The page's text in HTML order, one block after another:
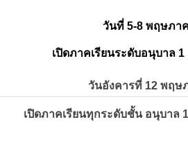
วันที่ 5-8 พฤษภา
เปิดภาคเรียนระดับอนุบาล 1
วันอังคารที่ 12 พฤษ
เปิดภาคเรียนทุกระดับชั้น อนุบาล